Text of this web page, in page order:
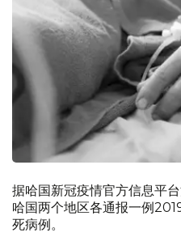
据哈国新冠疫情官方信息平
哈国两个地区各通报一例
死病例。